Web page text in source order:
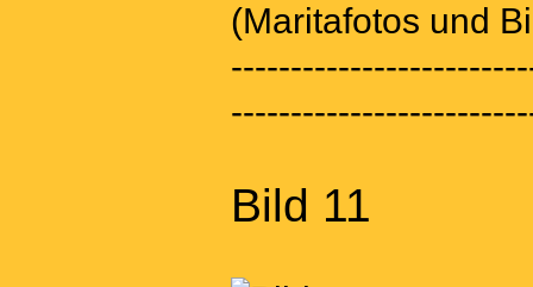
(Maritafotos und
Bild 11